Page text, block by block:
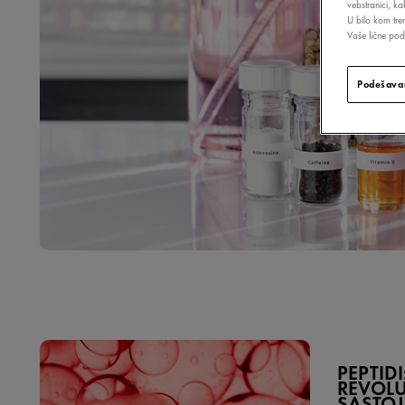
vebstranici,
U bilo kom
Vaše lične